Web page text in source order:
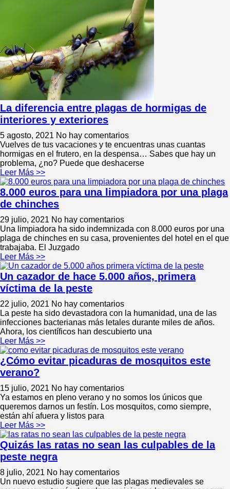
La diferencia entre plagas de hormigas de
interiores y exteriores
5 agosto, 2021 No hay comentarios
Vuelves de tus vacaciones y te encuentras unas cuantas
hormigas en el frutero, en la despensa… Sabes que hay un
problema, ¿no? Puede que deshacerse
Leer Más >>
8.000 euros para una limpiadora por una plaga
de chinches
29 julio, 2021 No hay comentarios
Una limpiadora ha sido indemnizada con 8.000 euros por una
plaga de chinches en su casa, provenientes del hotel en el que
trabajaba. El Juzgado
Leer Más >>
Un cazador de hace 5.000 años, primera
víctima de la peste
22 julio, 2021 No hay comentarios
La peste ha sido devastadora con la humanidad, una de las
infecciones bacterianas más letales durante miles de años.
Ahora, los científicos han descubierto una
Leer Más >>
¿Cómo evitar picaduras de mosquitos este
verano?
15 julio, 2021 No hay comentarios
Ya estamos en pleno verano y no somos los únicos que
queremos darnos un festín. Los mosquitos, como siempre,
están ahí afuera y listos para
Leer Más >>
Quizás las ratas no sean las culpables de la
peste negra
8 julio, 2021 No hay comentarios
Un nuevo estudio sugiere que las plagas medievales se